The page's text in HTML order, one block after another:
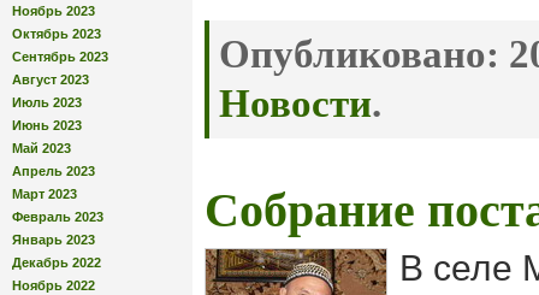
Ноябрь 2023
Октябрь 2023
Сентябрь 2023
Август 2023
Июль 2023
Июнь 2023
Май 2023
Апрель 2023
Март 2023
Февраль 2023
Январь 2023
Декабрь 2022
Ноябрь 2022
Опубликовано:
Новости.
Собрание
В селе